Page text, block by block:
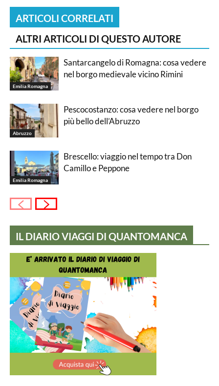
ARTICOLI CORRELATI
ALTRI ARTICOLI DI QUESTO AUTORE
Emilia Romagna
Santarcangelo di Romagna: cosa vedere
nel borgo medievale vicino Rimini
Abruzzo
Pescocostanzo: cosa vedere nel borgo
più bello dell’Abruzzo
Emilia Romagna
Brescello: viaggio nel tempo tra Don
Camillo e Peppone
IL DIARIO VIAGGI DI QUANTOMANCA